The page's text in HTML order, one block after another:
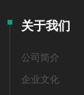
关于我们
公司简介
企业文化